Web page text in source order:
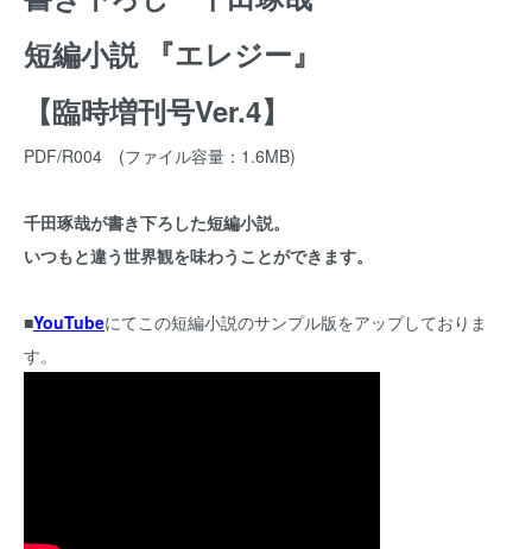
短編小説 『エレジー』
【臨時増刊号Ver.4】
PDF/R004 (ファイル容量：1.6MB)
千田琢哉が書き下ろした短編小説。
いつもと違う世界観を味わうことができます。
■YouTubeにてこの短編小説のサンプル版をアップしておりま
す。